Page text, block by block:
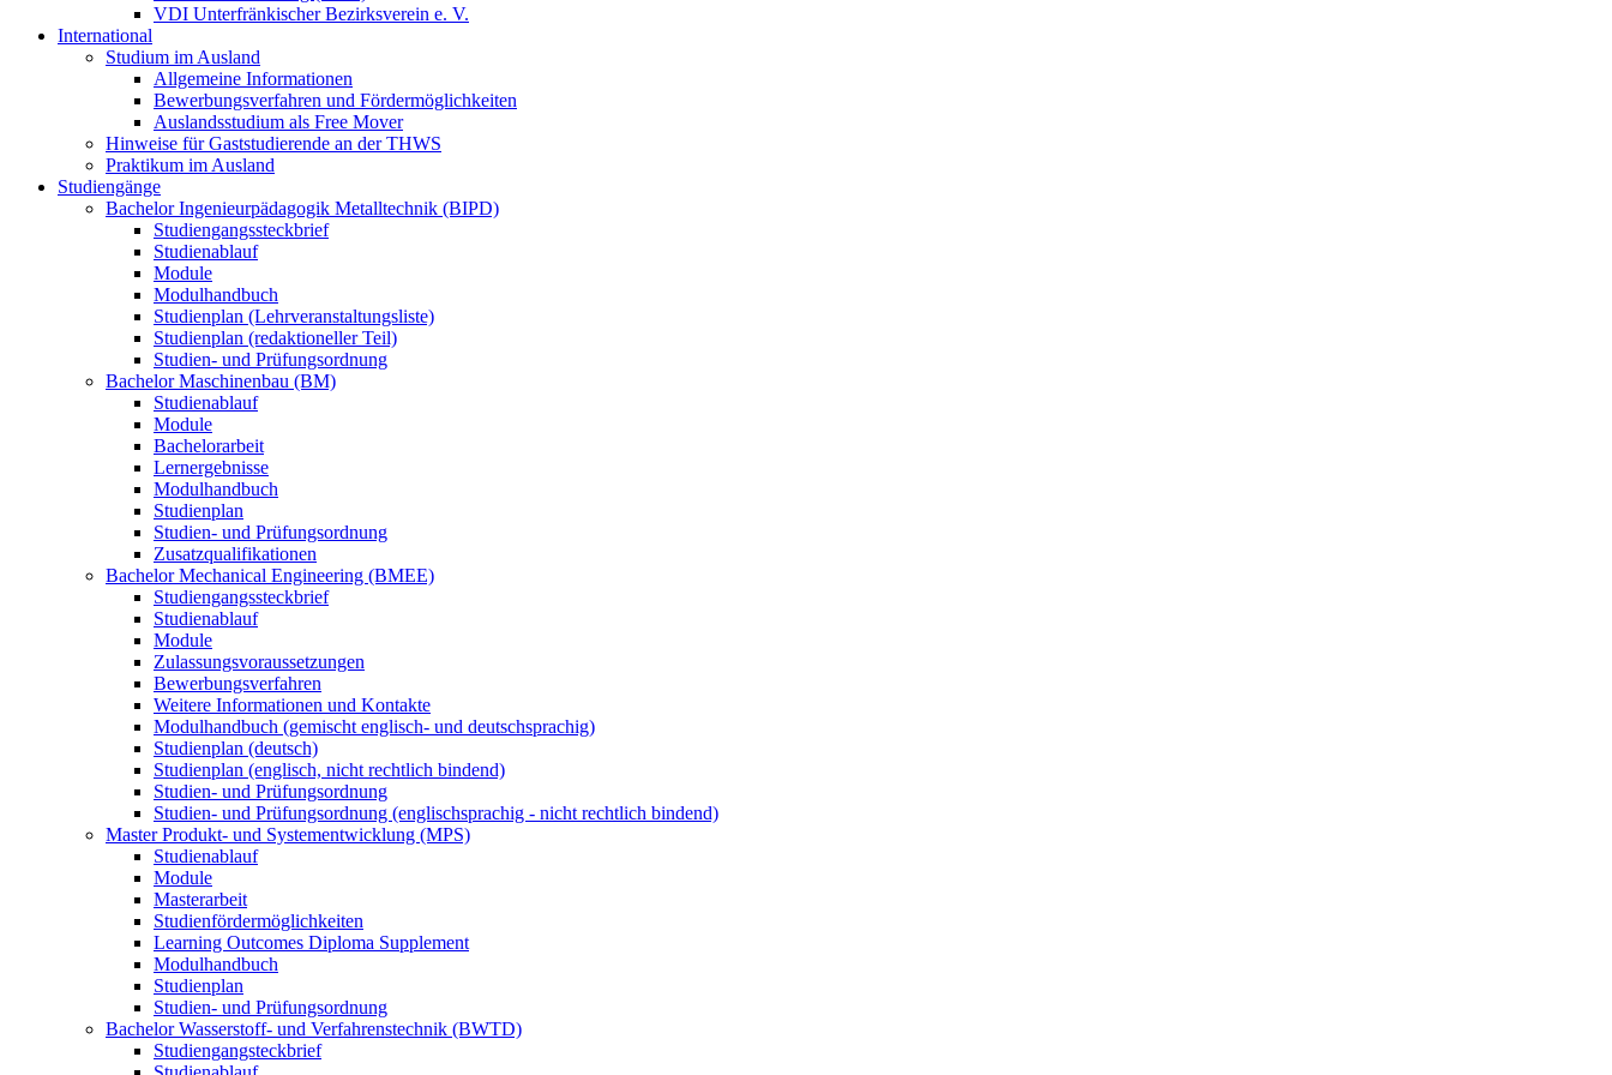
VDI Unterfränkischer Bezirksverein e. V.
International
Studium im Ausland
Allgemeine Informationen
Bewerbungsverfahren und Fördermöglichkeiten
Auslandsstudium als Free Mover
Hinweise für Gaststudierende an der THWS
Praktikum im Ausland
Studiengänge
Bachelor Ingenieurpädagogik Metalltechnik (BIPD)
Studiengangssteckbrief
Studienablauf
Module
Modulhandbuch
Studienplan (Lehrveranstaltungsliste)
Studienplan (redaktioneller Teil)
Studien- und Prüfungsordnung
Bachelor Maschinenbau (BM)
Studienablauf
Module
Bachelorarbeit
Lernergebnisse
Modulhandbuch
Studienplan
Studien- und Prüfungsordnung
Zusatzqualifikationen
Bachelor Mechanical Engineering (BMEE)
Studiengangssteckbrief
Studienablauf
Module
Zulassungsvoraussetzungen
Bewerbungsverfahren
Weitere Informationen und Kontakte
Modulhandbuch (gemischt englisch- und deutschsprachig)
Studienplan (deutsch)
Studienplan (englisch, nicht rechtlich bindend)
Studien- und Prüfungsordnung
Studien- und Prüfungsordnung (englischsprachig - nicht rechtlich bindend)
Master Produkt- und Systementwicklung (MPS)
Studienablauf
Module
Masterarbeit
Studienfördermöglichkeiten
Learning Outcomes Diploma Supplement
Modulhandbuch
Studienplan
Studien- und Prüfungsordnung
Bachelor Wasserstoff- und Verfahrenstechnik (BWTD)
Studiengangsteckbrief